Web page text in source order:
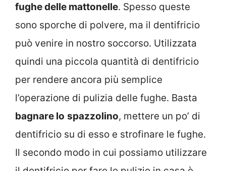
fughe delle mattonelle. Spesso queste
sono sporche di polvere, ma il dentifricio
può venire in nostro soccorso. Utilizzata
quindi una piccola quantità di dentifricio
per rendere ancora più semplice
l’operazione di pulizia delle fughe. Basta
bagnare lo spazzolino, mettere un po’ di
dentifricio su di esso e strofinare le fughe.
Il secondo modo in cui possiamo utilizzare